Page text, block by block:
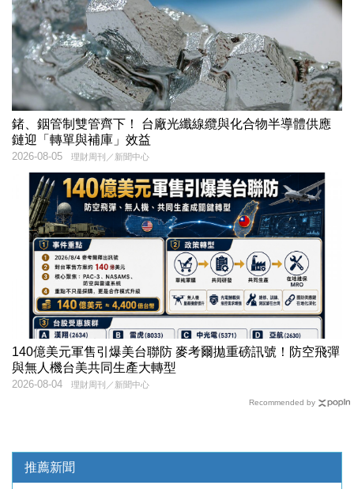
鍺、銦管制雙管齊下！ 台廠光纖線纜與化合物半導體供應
鏈迎「轉單與補庫」效益
理財周刊／新聞中心
2026-08-05
140億美元軍售引爆美台聯防 麥考爾拋重磅訊號！防空飛彈
與無人機台美共同生產大轉型
理財周刊／新聞中心
2026-08-04
Recommended by
推薦新聞